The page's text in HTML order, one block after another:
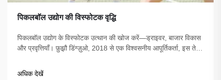
पिकलबॉल उद्योग की विस्फोटक वृद्धि
पिकलबॉल उद्योग के विस्फोटक उत्थान की खोज करें—ड्राइवर, बाजार विकास
और प्रवृत्तियाँ। फ़ुझ़ौ डिंग्ज़ुओ, 2018 से एक विश्वसनीय आपूर्तिकर्ता, इस तेजी
अधिक देखें